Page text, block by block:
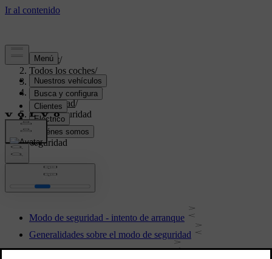
Support/
Todos los coches/
V40 2019 /
Manual de usuario
Seguridad/
Modo seguridad
Modo seguridad
Modo de seguridad - intento de arranque
Generalidades sobre el modo de seguridad
Modo de seguridad - desplazamiento